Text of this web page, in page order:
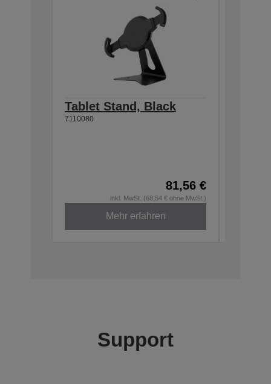
Tablet Stand, Black
7110080
81,56 €
inkl. MwSt. (68,54 € ohne MwSt.)
Mehr erfahren
Support